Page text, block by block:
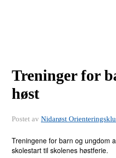
Treninger for
høst
Postet av Nidarøst
Treningene for barn og ungdom
skolestart til skolenes høstferie.